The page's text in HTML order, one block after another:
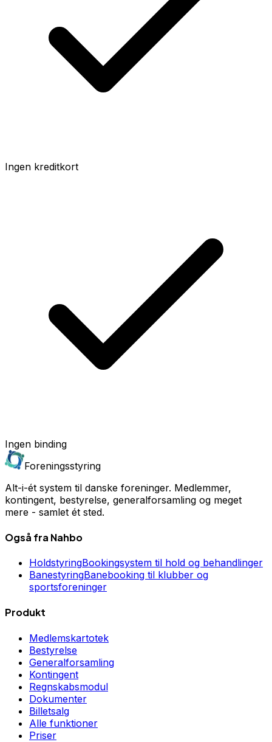
Ingen kreditkort
Ingen binding
Foreningsstyring
Alt-i-ét system til danske foreninger. Medlemmer,
kontingent, bestyrelse, generalforsamling og meget
mere - samlet ét sted.
Også fra Nahbo
HoldstyringBookingsystem til hold og behandlinger
BanestyringBanebooking til klubber og
sportsforeninger
Produkt
Medlemskartotek
Bestyrelse
Generalforsamling
Kontingent
Regnskabsmodul
Dokumenter
Billetsalg
Alle funktioner
Priser